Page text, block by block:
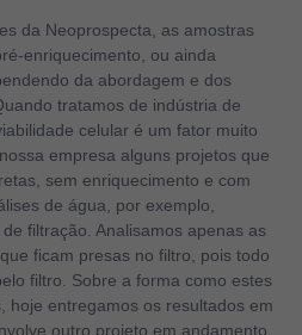
da Neoprospecta, as amostras
enriquecimento, ou ainda
da abordagem e dos
tratamos de indústria de
celular é um fator muito
empresa alguns projetos que
sem enriquecimento e com
de água, por exemplo,
filtração. Analisamos apenas as
ficam presas no filtro, pois todo
filtro. Sobre a forma como estes
hoje entregamos os resultados em
outro projeto em andamento